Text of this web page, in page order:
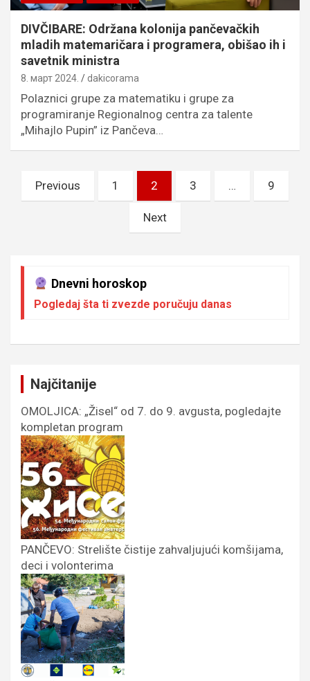
DIVČIBARE: Održana kolonija pančevačkih
mladih matemaričara i programera, obišao ih i
savetnik ministra
8. март 2024. dakicorama
Polaznici grupe za matematiku i grupe za
programiranje Regionalnog centra za talente
„Mihajlo Pupin” iz Pančeva…
Пагинација
чланака
Previous 1 2 3 … 9
Next
Dnevni horoskop
Pogledaj šta ti zvezde poručuju danas
Najčitanije
OMOLJICA: „Žisel“ od 7. do 9. avgusta, pogledajte
kompletan program
PANČEVO: Strelište čistije zahvaljujući komšijama,
deci i volonterima